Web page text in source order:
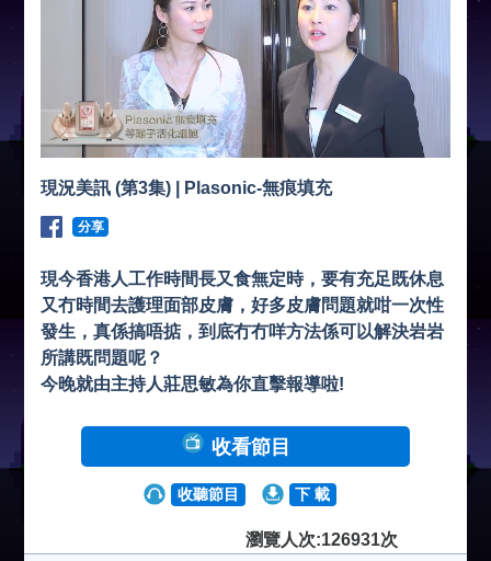
現況美訊 (第3集) | Plasonic-無痕填充
分享
現今香港人工作時間長又食無定時，要有充足既休息
又冇時間去護理面部皮膚，好多皮膚問題就咁一次性
發生，真係搞唔掂，到底冇冇咩方法係可以解決岩岩
所講既問題呢？
今晚就由主持人莊思敏為你直擊報導啦!
收看節目
收聽節目 下 載
瀏覽人次:126931次